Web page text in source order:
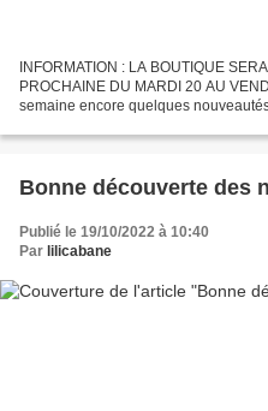
INFORMATION : LA BOUTIQUE
PROCHAINE DU MARDI 20 AU
semaine encore quelques
Bonne découverte des
Publié le 19/10/2022 à 10:40
Par lilicabane